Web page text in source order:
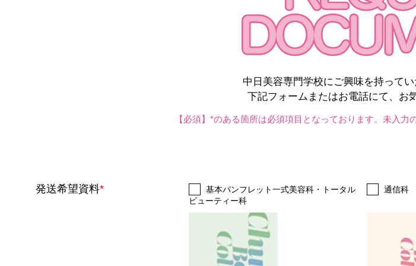
中日美容専門学校にご興味を持って
下記フォームまたはお電話にて、お
【必須】*のある箇所は必須項目となっております。未入力
発送希望資料*
基本パンフレット一式美容科・トータル
ビューティー科
通信科